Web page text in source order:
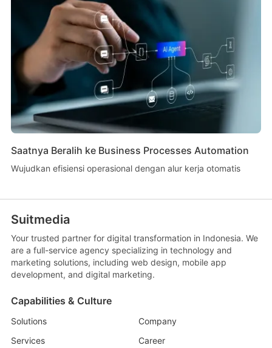
Saatnya Beralih ke Business Processes Automation
Wujudkan efisiensi operasional dengan alur kerja otomatis
Suitmedia
Your trusted partner for digital transformation in Indonesia. We
are a full-service agency specializing in technology and
marketing solutions, including web design, mobile app
development, and digital marketing.
Capabilities & Culture
Solutions
Company
Services
Career